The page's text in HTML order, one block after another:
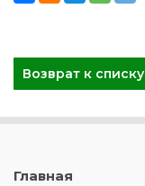
Возврат к списку
Главная